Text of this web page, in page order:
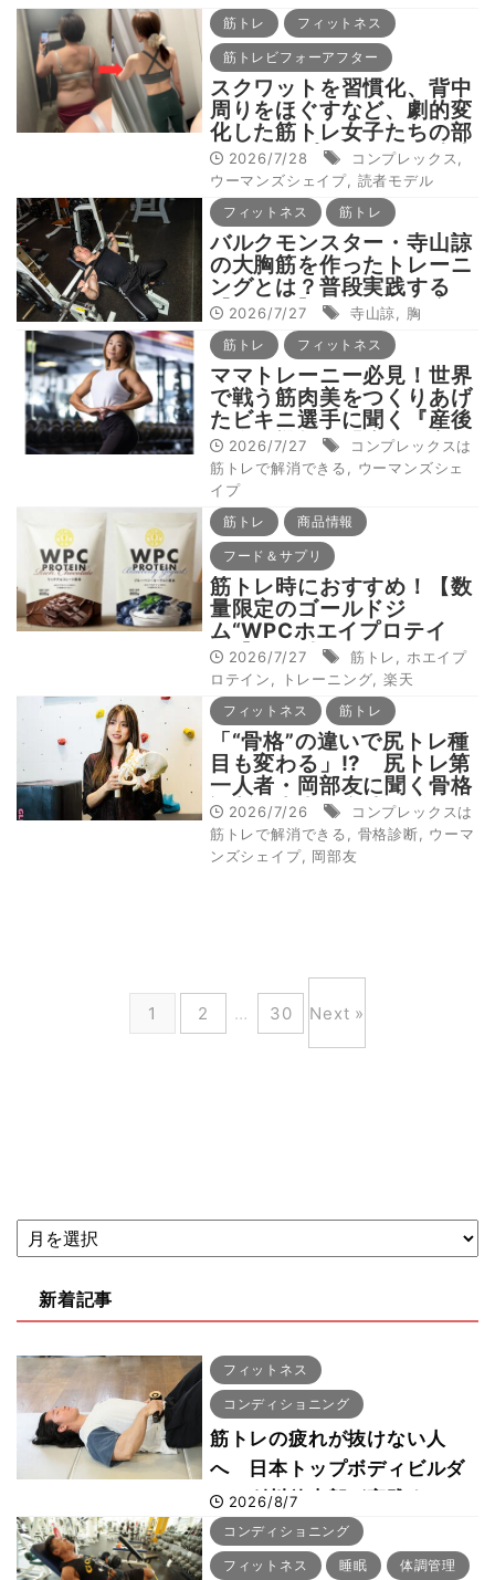
目を徹底解説！
筋トレ フィットネス
筋トレビフォーアフター
スクワットを習慣化、背中
周りをほぐすなど、劇的変
化した筋トレ女子たちの部
位別コンプレックス解消法
を調査！【私たち、こんな
に変わった！：読者モデル
（全身、背中編）】
2026/7/28 コンプレックス
ウーマンズシェイプ, 読者モデル
フィットネス 筋トレ
バルクモンスター・寺山諒
の大胸筋を作ったトレーニ
ングとは？普段実践する
【胸トレ】全種目を徹底解
説！
2026/7/27 寺山諒 胸
筋トレ フィットネス
ママトレーニー必見！世界
で戦う筋肉美をつくりあげ
たビキニ選手に聞く『産後
に身体機能を「戻す・高め
る」鍛え方』【コンプレッ
クスは筋トレで解消でき
る：産後編】
2026/7/27
コンプレックスは
筋トレで解消できる
ウーマンズシェ
イプ
筋トレ 商品情報
フード＆サプリ
筋トレ時におすすめ！【数
量限定のゴールドジ
ム“WPCホエイプロテイ
ン”】11種類のビタミンを
配合、フレーバーは2種
2026/7/27 筋トレ
ホエイプ
ロテイン
トレーニング 楽天
フィットネス 筋トレ
「“骨格”の違いで尻トレ種
目も変わる」!? 尻トレ第
一人者・岡部友に聞く骨格
診断の本当の意味と活かし
方【コンプレックスは筋ト
レで解消できる：お尻編】
2026/7/26
コンプレックスは
筋トレで解消できる
骨格診断
ウーマ
ンズシェイプ, 岡部友
1 2 … 30 Next »
新着記事
フィットネス
コンディショニング
筋トレの疲れが抜けない人
へ 日本トップボディビルダ
ー・刈川啓志郎が実践する
「回復習慣」
2026/8/7
コンディショニング
フィットネス 睡眠 体調管理